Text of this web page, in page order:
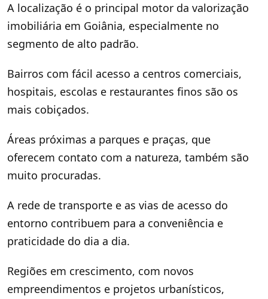
A localização é o principal motor da valorização
imobiliária em Goiânia, especialmente no
segmento de alto padrão.
Bairros com fácil acesso a centros comerciais,
hospitais, escolas e restaurantes finos são os
mais cobiçados.
Áreas próximas a parques e praças, que
oferecem contato com a natureza, também são
muito procuradas.
A rede de transporte e as vias de acesso do
entorno contribuem para a conveniência e
praticidade do dia a dia.
Regiões em crescimento, com novos
empreendimentos e projetos urbanísticos,